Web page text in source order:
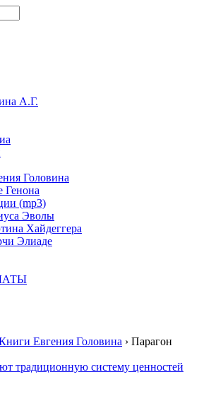
А.Г.
Головина
Генона
(mp3)
Эволы
Хайдеггера
Элиаде
Евгения Головина › Парагон
традиционную систему ценностей